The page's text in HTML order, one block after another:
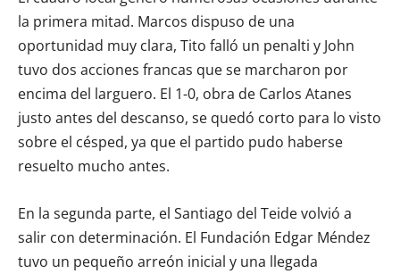
la primera mitad. Marcos dispuso de una
oportunidad muy clara, Tito falló un penalti y John
tuvo dos acciones francas que se marcharon por
encima del larguero. El 1-0, obra de Carlos Atanes
justo antes del descanso, se quedó corto para lo visto
sobre el césped, ya que el partido pudo haberse
resuelto mucho antes.
En la segunda parte, el Santiago del Teide volvió a
salir con determinación. El Fundación Edgar Méndez
tuvo un pequeño arreón inicial y una llegada